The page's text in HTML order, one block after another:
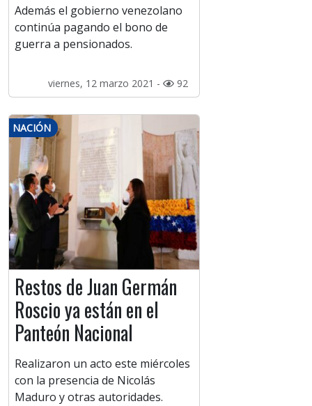
Además el gobierno venezolano
continúa pagando el bono de
guerra a pensionados.
viernes, 12 marzo 2021 - 92
NACIÓN
Restos de Juan Germán
Roscio ya están en el
Panteón Nacional
Realizaron un acto este miércoles
con la presencia de Nicolás
Maduro y otras autoridades.